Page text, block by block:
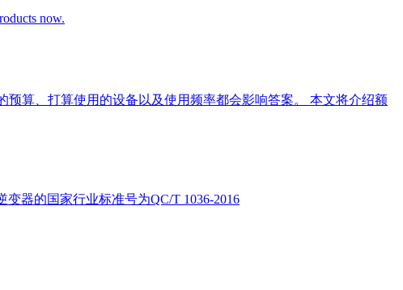
now.
算、打算使用的设备以及使用频率都会影响答案。 本文将介绍额
器的国家行业标准号为QC/T 1036-2016